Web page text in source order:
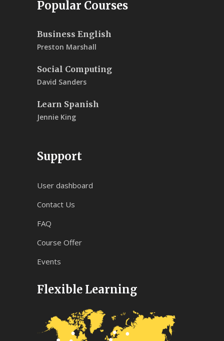
Popular Courses
Business English
Preston Marshall
Social Computing
David Sanders
Learn Spanish
Jennie King
Support
User dashboard
Contact Us
FAQ
Course Offer
Events
Flexible Learning